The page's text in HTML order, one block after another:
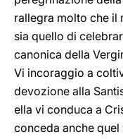
rallegra molto che il
sia quello di
canonica della
Vi incoraggio a
devozione alla
ella vi conduca a
conceda anche